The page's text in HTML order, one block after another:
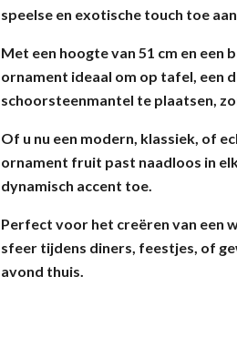
speelse en exotische touch toe
Met een hoogte van 51 cm en een
ornament ideaal om op tafel, een
schoorsteenmantel te plaatsen,
Of u nu een modern, klassiek, of
ornament fruit past naadloos in
dynamisch accent toe.
Perfect voor het creëren van een
sfeer tijdens diners, feestjes, of
avond thuis.